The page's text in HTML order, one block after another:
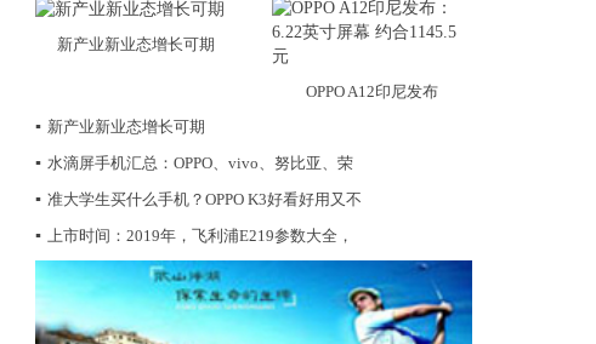
新产业新业态增长可期
OPPO A12印尼发布
▪ 新产业新业态增长可期
▪ 水滴屏手机汇总：OPPO、vivo、努比亚、荣
▪ 准大学生买什么手机？OPPO K3好看好用又不
▪ 上市时间：2019年，飞利浦E219参数大全，